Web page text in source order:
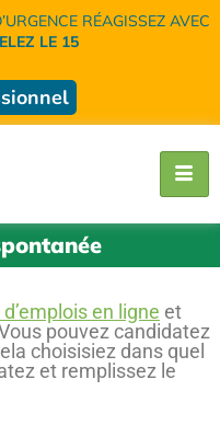
RÉAGISSEZ AVEC
LE 15
en ligne et
pouvez candidatez
choisisiez dans quel
et remplissez le